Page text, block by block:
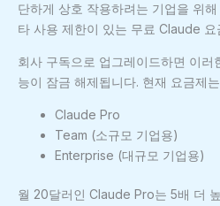
단하게 상호 작용하려는 기업을 위
타 사용 제한이 있는 무료 Claude 요
회사 구독으로 업그레이드하면 이러
능이 잠금 해제됩니다. 현재 요금제
Claude Pro
Team (소규모 기업용)
Enterprise (대규모 기업용)
월 20달러인 Claude Pro는 5배 더